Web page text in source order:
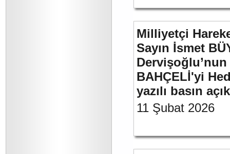
Milliyetçi
Sayın İsmet
Dervişoğlu’nun
BAHÇELİ'yi
yazılı basın
11 Şubat 2026